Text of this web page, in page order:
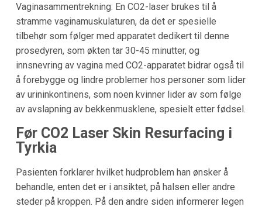
Vaginasammentrekning: En CO2-laser brukes til å
stramme vaginamuskulaturen, da det er spesielle
tilbehør som følger med apparatet dedikert til denne
prosedyren, som økten tar 30-45 minutter, og
innsnevring av vagina med CO2-apparatet bidrar også til
å forebygge og lindre problemer hos personer som lider
av urininkontinens, som noen kvinner lider av som følge
av avslapning av bekkenmusklene, spesielt etter fødsel.
Før CO2 Laser Skin Resurfacing i
Tyrkia
Pasienten forklarer hvilket hudproblem han ønsker å
behandle, enten det er i ansiktet, på halsen eller andre
steder på kroppen. På den andre siden informerer legen